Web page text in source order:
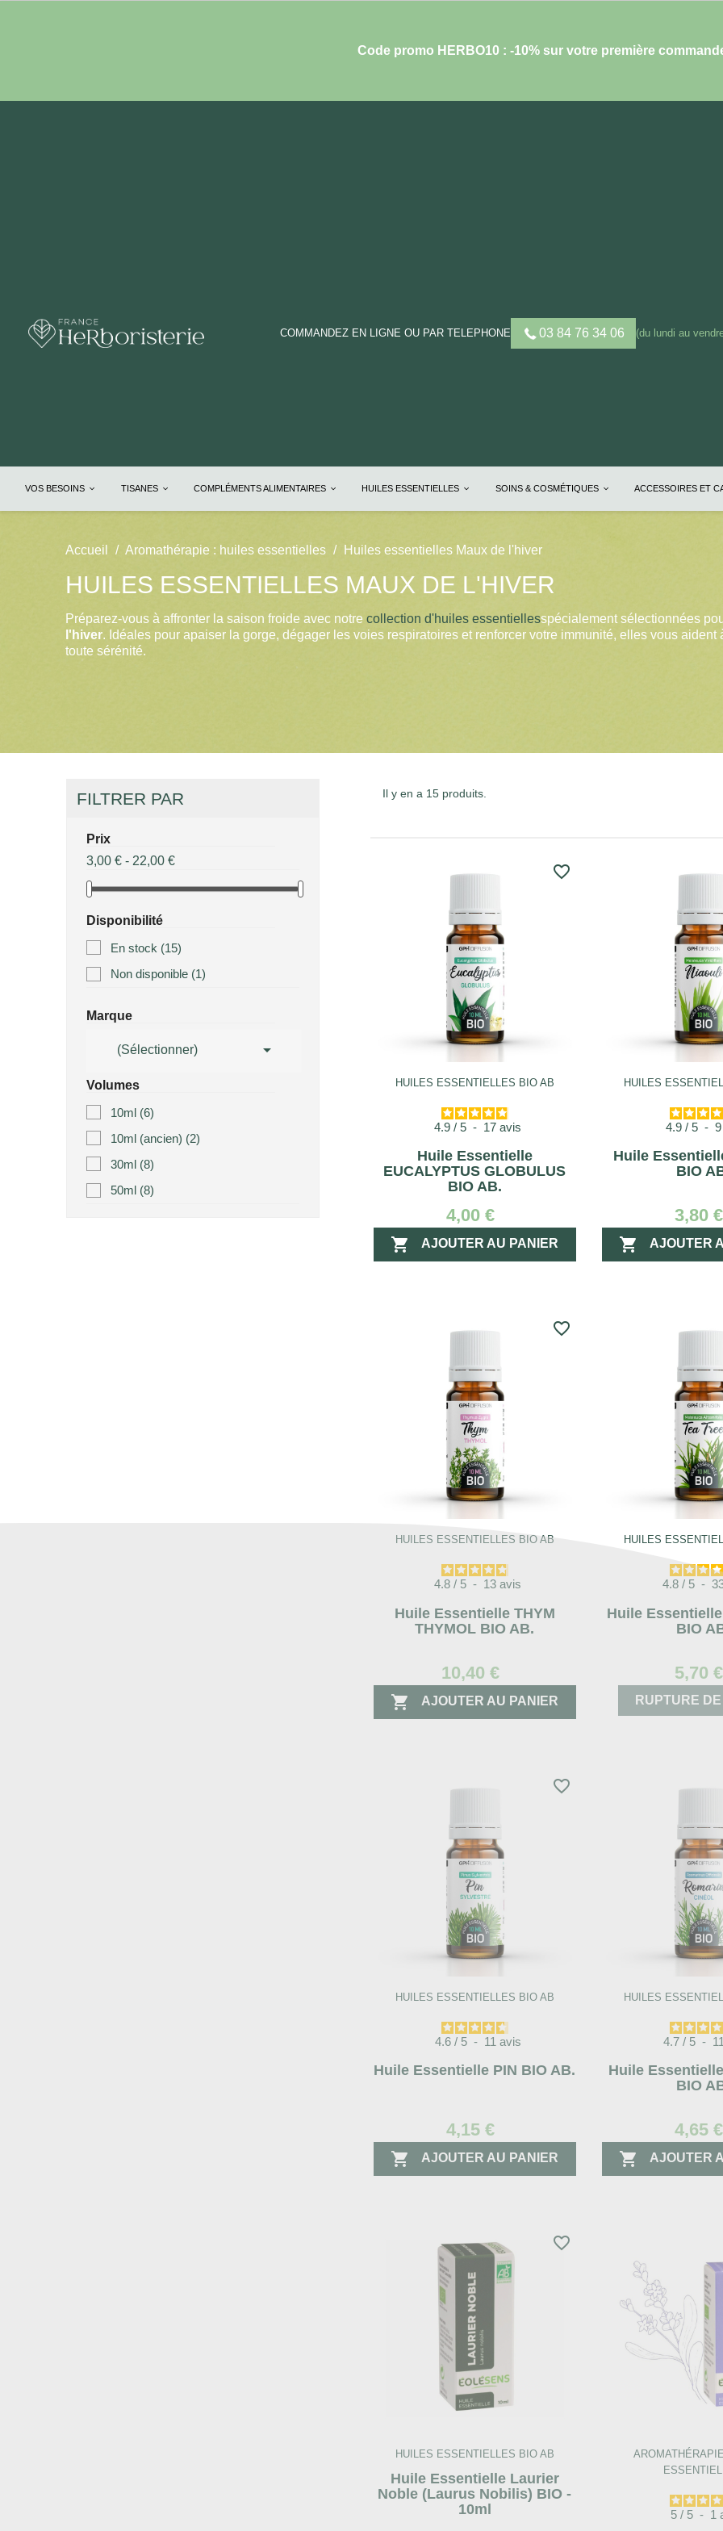
Code promo HERBO10 : -10% sur votre première
COMMANDEZ EN LIGNE OU PAR TELEPHONE 03 84 76 34 06 (du lundi au
VOS BESOINS TISANES COMPLÉMENTS ALIMENTAIRES HUILES ESSENTIELLES SOINS & COSMÉTIQUES ACCESSOIRES ET
Accueil Aromathérapie : huiles essentielles Huiles essentielles Maux de l'hiver
HUILES ESSENTIELLES MAUX DE L'HIVER
Préparez-vous à affronter la saison froide avec notre collection d'huiles essentiellesspécialement sélectionnées
l'hiver. Idéales pour apaiser la gorge, dégager les voies respiratoires et renforcer votre immunité, elles vous aident
toute sérénité.
FILTRER PAR
Prix
3,00 € - 22,00 €
Disponibilité
En stock (15)
Non disponible (1)
Marque
(Sélectionner) 
Volumes
10ml (6)
10ml (ancien) (2)
30ml (8)
50ml (8)
Il y en a 15 produits.
HUILES ESSENTIELLES BIO AB
4.9 / 5 - 17avis
Huile Essentielle
EUCALYPTUS GLOBULUS
BIO AB.
4,00 €
 AJOUTER AU PANIER
favorite_border
HUILES
4.9 / 5 -
Huile
BIO
3,80 €
 AJOUTER
HUILES ESSENTIELLES BIO AB
4.8 / 5 - 13avis
Huile Essentielle THYM
THYMOL BIO AB.
10,40 €
 AJOUTER AU PANIER
favorite_border
HUILES
4.8 / 5 -
Huile
BIO
5,70 €
RUPTURE
HUILES ESSENTIELLES BIO AB
4.6 / 5 - 11 avis
Huile Essentielle PIN BIO AB.
4,15 €
 AJOUTER AU PANIER
favorite_border
HUILES
4.7 / 5 - 11
Huile
BIO
4,65 €
 AJOUTER
HUILES ESSENTIELLES BIO AB
Huile Essentielle Laurier
Noble (Laurus Nobilis) BIO -
10ml
favorite_border
5 / 5 - 1